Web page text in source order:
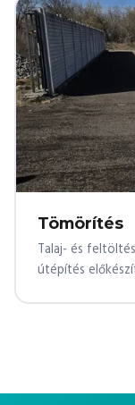
Tömörítés
Talaj- és
útépítés